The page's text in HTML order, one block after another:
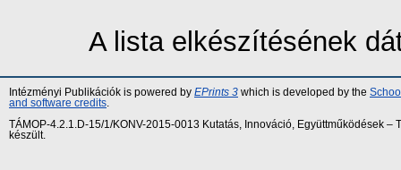
A lista elkészítésének
Intézményi Publikációk is powered by EPrints 3 which is developed by the
and software credits
TÁMOP-4.2.1.D-15/1/KONV-2015-0013 Kutatás, Innováció, Együttműködések
készült.